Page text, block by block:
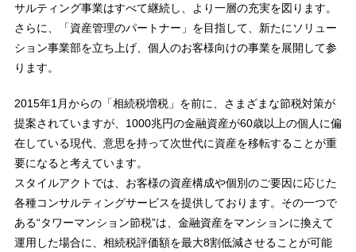
サルティング事業はすべて継続し、より一層の充実を図ります。
さらに、「資産管理のパートナー」を目指して、新たにソリュー
ション事業部を立ち上げ、個人のお客様向けの事業を展開して参
ります。
2015年1月からの「相続税増税」を前に、さまざまな節税対策が
提案されていますが、1000兆円の金融資産が60歳以上の個人に偏
在している現代、意思を持って次世代に資産を移転することが重
要になると考えています。
スタイルアクトでは、お客様の資産構成や個別のご要因に応じた
各種コンサルティングサービスを提供しております。その一つで
ある“タワーマンション節税”は、金融資産をマンションに換えて
運用した場合に、相続税評価額を最大8割低減させることが可能